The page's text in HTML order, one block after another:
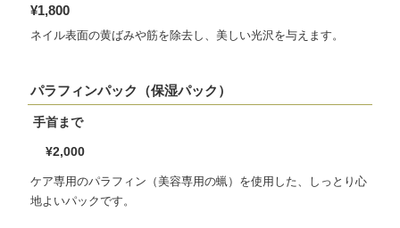
¥1,800
ネイル表面の黄ばみや筋を除去し、美しい光沢を与えます。
パラフィンパック（保湿パック）
手首まで
¥2,000
ケア専用のパラフィン（美容専用の蝋）を使用した、しっとり心
地よいパックです。